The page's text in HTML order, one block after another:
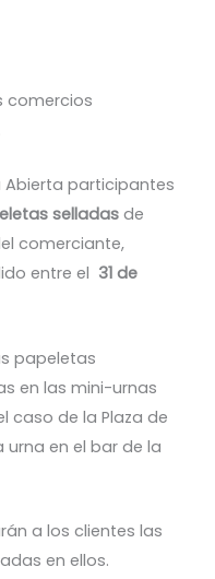
comercios
Abierta participantes
selladasde
comerciante,
entre el 31 de
papeletas
en las mini-urnas
caso de la Plaza de
en el bar de la
a los clientes las
en ellos.